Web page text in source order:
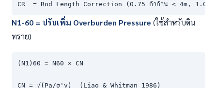
CR  = Rod Length Correction (0.75 ถ้าก้าน < 4m, 1.0 ถ้
N1-60 = ปรับเพิ่ม Overburden Pressure (ใช้สำหรับดิน
ทราย)
(N1)60 = N60 × CN
CN = √(Pa/σ'v)  (Liao & Whitman 1986)